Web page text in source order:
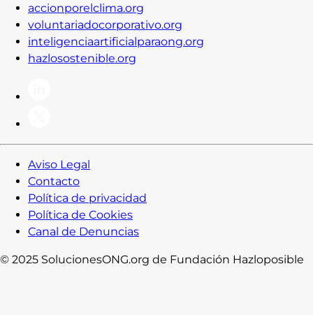
accionporelclima.org
voluntariadocorporativo.org
inteligenciaartificialparaong.org
hazlosostenible.org
Aviso Legal
Contacto
Política de privacidad
Política de Cookies
Canal de Denuncias
© 2025 SolucionesONG.org de Fundación Hazloposible